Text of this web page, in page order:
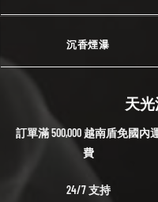
沉香煙瀑
天
訂單滿 500,000 越南盾免國內
費
24/7 支持